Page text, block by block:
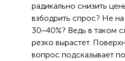
радикально снизить
взбодрить спрос? Не
30‒40%? Ведь в таком
резко вырастет.
вопрос подсказывает